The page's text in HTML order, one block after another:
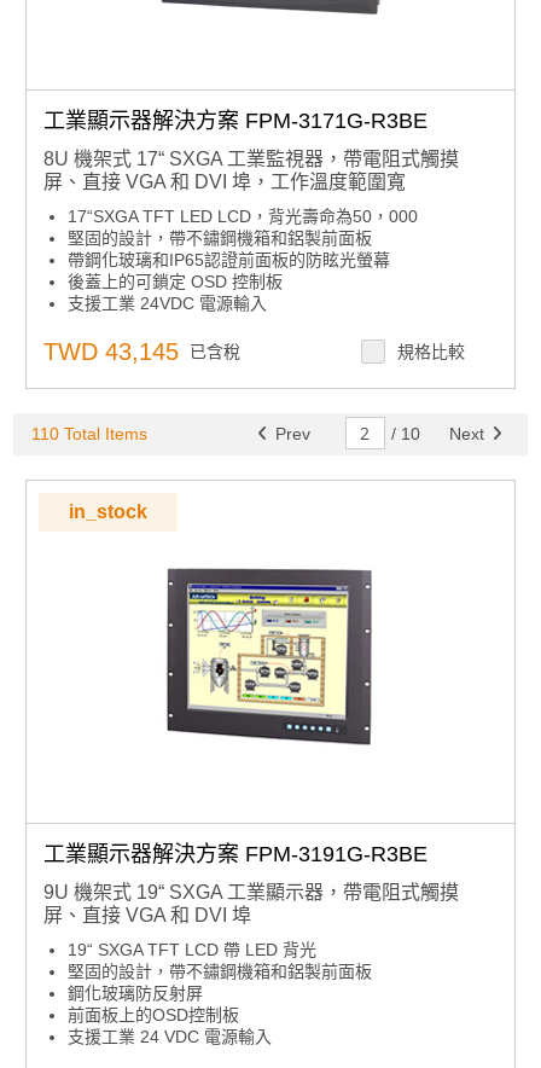
工業顯示器解決方案 FPM-3171G-R3BE
8U 機架式 17“ SXGA 工業監視器，帶電阻式觸摸
屏、直接 VGA 和 DVI 埠，工作溫度範圍寬
17“SXGA TFT LED LCD，背光壽命為50，000
堅固的設計，帶不鏽鋼機箱和鋁製前面板
帶鋼化玻璃和IP65認證前面板的防眩光螢幕
後蓋上的可鎖定 OSD 控制板
支援工業 24VDC 電源輸入
支援8U預鑽機架安裝孔
TWD 43,145 已含稅 規格比較
110 Total Items Prev / 10 Next
in_stock
工業顯示器解決方案 FPM-3191G-R3BE
9U 機架式 19“ SXGA 工業顯示器，帶電阻式觸摸
屏、直接 VGA 和 DVI 埠
19“ SXGA TFT LCD 帶 LED 背光
堅固的設計，帶不鏽鋼機箱和鋁製前面板
鋼化玻璃防反射屏
前面板上的OSD控制板
支援工業 24 VDC 電源輸入